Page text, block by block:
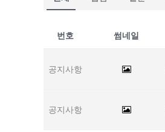
번호 썸네일
공지사항
공지사항